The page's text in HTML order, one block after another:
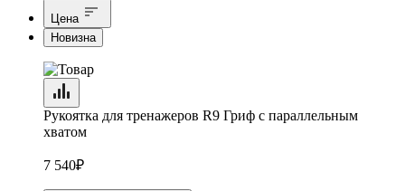
Цена
Новизна
Рукоятка для тренажеров R9 Гриф с параллельным
хватом
7 540₽